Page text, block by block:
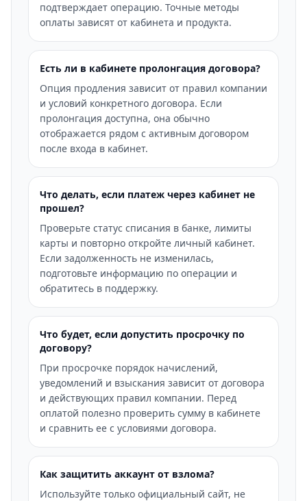
подтверждает операцию. Точные методы
оплаты зависят от кабинета и продукта.
Есть ли в кабинете пролонгация договора?
Опция продления зависит от правил компании
и условий конкретного договора. Если
пролонгация доступна, она обычно
отображается рядом с активным договором
после входа в кабинет.
Что делать, если платеж через кабинет не
прошел?
Проверьте статус списания в банке, лимиты
карты и повторно откройте личный кабинет.
Если задолженность не изменилась,
подготовьте информацию по операции и
обратитесь в поддержку.
Что будет, если допустить просрочку по
договору?
При просрочке порядок начислений,
уведомлений и взыскания зависит от договора
и действующих правил компании. Перед
оплатой полезно проверить сумму в кабинете
и сравнить ее с условиями договора.
Как защитить аккаунт от взлома?
Используйте только официальный сайт, не